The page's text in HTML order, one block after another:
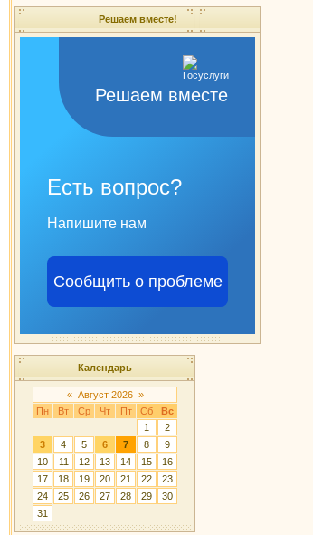
Решаем вместе!
Решаем вместе
Есть вопрос?
Напишите нам
Сообщить о проблеме
Календарь
« Август 2026 »
Пн
Вт Ср Чт Пт Сб
Вс
1
2
3
4 5 6 7 8
9
10
11 12 13 14 15
16
17
18 19 20 21 22
23
24
25 26 27 28 29
30
31